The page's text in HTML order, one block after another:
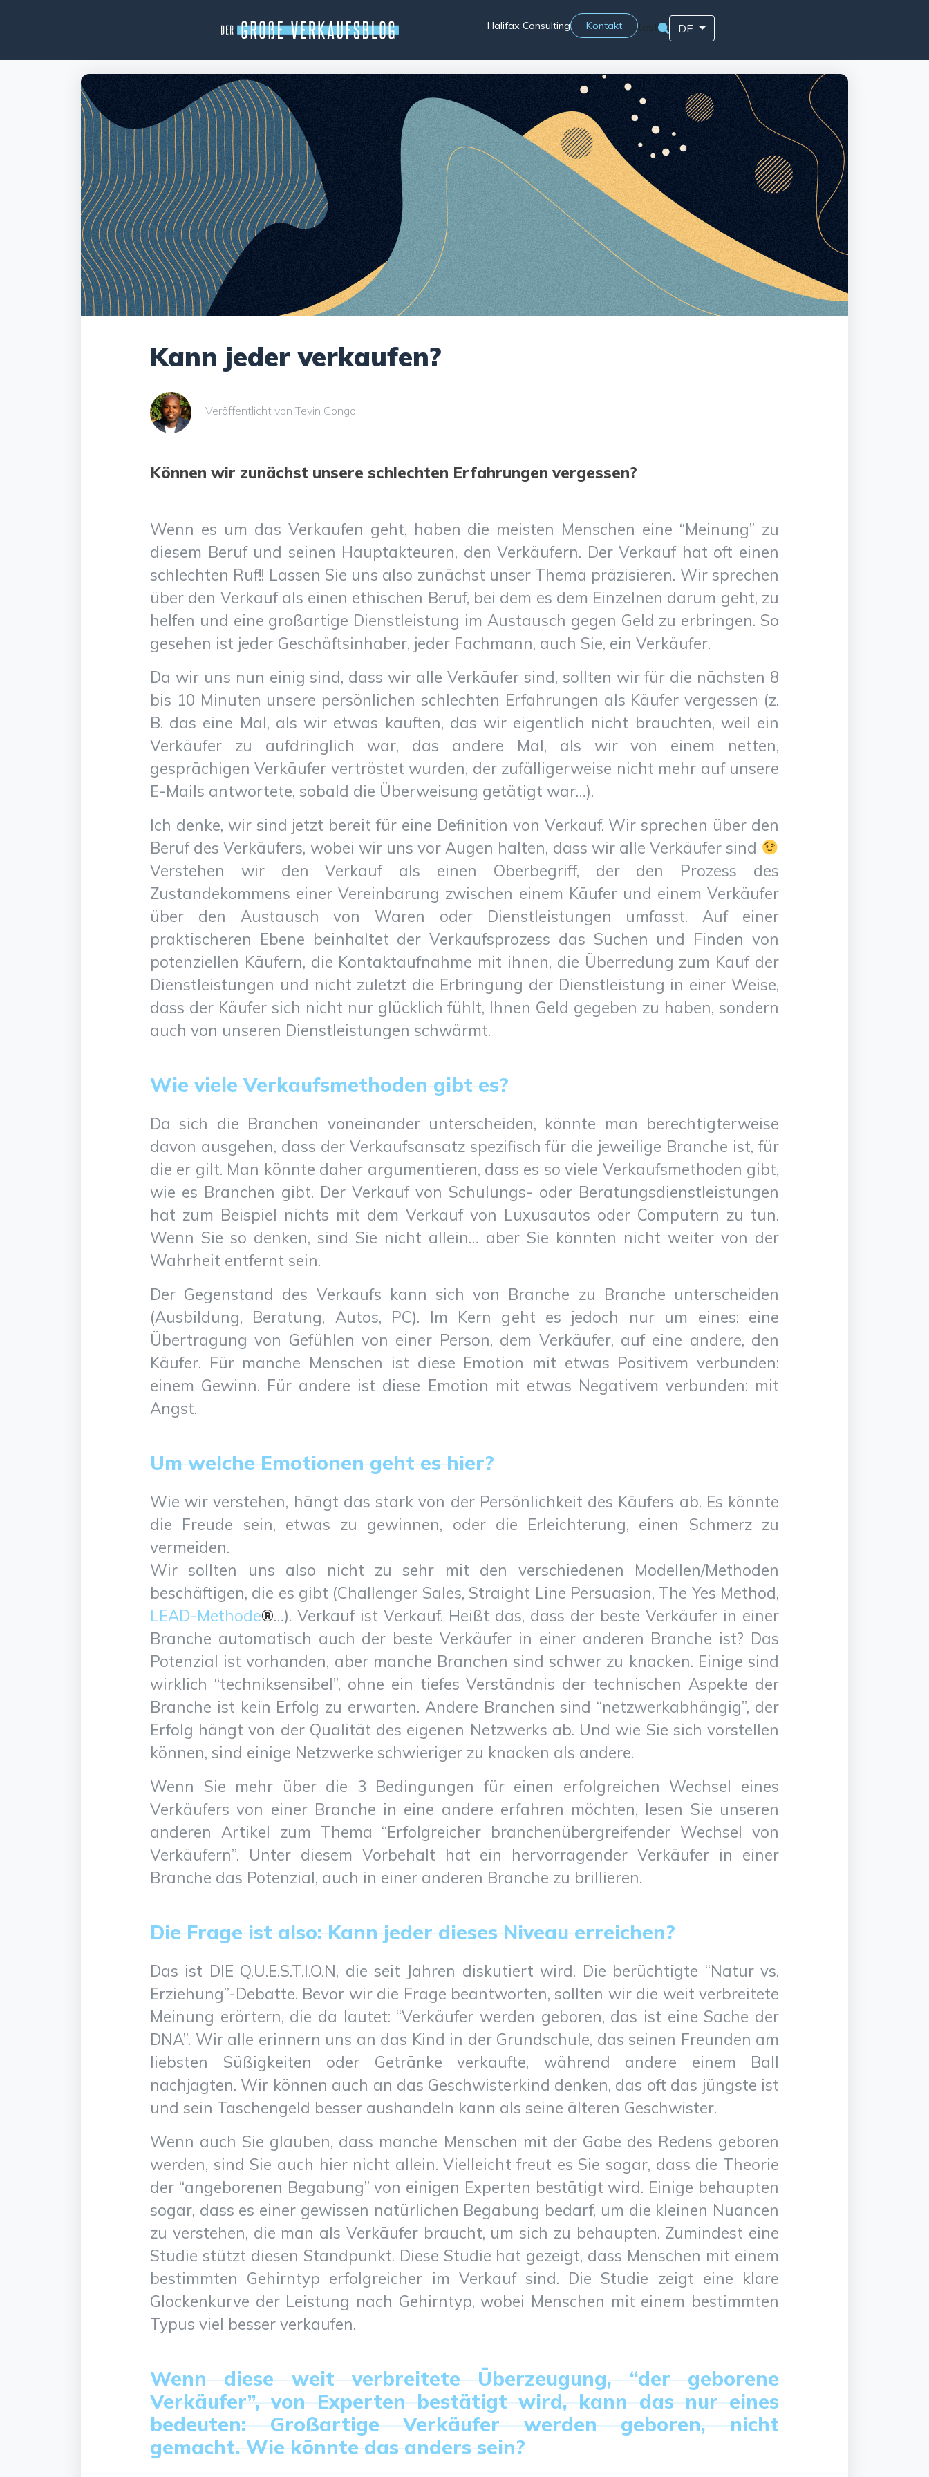
Halifax Consulting Kontakt test DE
Kann jeder verkaufen?
Veröffentlicht von Tevin Gongo
Können wir zunächst unsere schlechten Erfahrungen vergessen?
Wenn es um das Verkaufen geht, haben die meisten Menschen eine “Meinung” zu
diesem Beruf und seinen Hauptakteuren, den Verkäufern. Der Verkauf hat oft einen
schlechten Ruf!! Lassen Sie uns also zunächst unser Thema präzisieren. Wir sprechen
über den Verkauf als einen ethischen Beruf, bei dem es dem Einzelnen darum geht, zu
helfen und eine großartige Dienstleistung im Austausch gegen Geld zu erbringen. So
gesehen ist jeder Geschäftsinhaber, jeder Fachmann, auch Sie, ein Verkäufer.
Da wir uns nun einig sind, dass wir alle Verkäufer sind, sollten wir für die nächsten 8
bis 10 Minuten unsere persönlichen schlechten Erfahrungen als Käufer vergessen (z.
B. das eine Mal, als wir etwas kauften, das wir eigentlich nicht brauchten, weil ein
Verkäufer zu aufdringlich war, das andere Mal, als wir von einem netten,
gesprächigen Verkäufer vertröstet wurden, der zufälligerweise nicht mehr auf unsere
E-Mails antwortete, sobald die Überweisung getätigt war…).
Ich denke, wir sind jetzt bereit für eine Definition von Verkauf. Wir sprechen über den
Beruf des Verkäufers, wobei wir uns vor Augen halten, dass wir alle Verkäufer sind
Verstehen wir den Verkauf als einen Oberbegriff, der den Prozess des
Zustandekommens einer Vereinbarung zwischen einem Käufer und einem Verkäufer
über den Austausch von Waren oder Dienstleistungen umfasst. Auf einer
praktischeren Ebene beinhaltet der Verkaufsprozess das Suchen und Finden von
potenziellen Käufern, die Kontaktaufnahme mit ihnen, die Überredung zum Kauf der
Dienstleistungen und nicht zuletzt die Erbringung der Dienstleistung in einer Weise,
dass der Käufer sich nicht nur glücklich fühlt, Ihnen Geld gegeben zu haben, sondern
auch von unseren Dienstleistungen schwärmt.
Wie viele Verkaufsmethoden gibt es?
Da sich die Branchen voneinander unterscheiden, könnte man berechtigterweise
davon ausgehen, dass der Verkaufsansatz spezifisch für die jeweilige Branche ist, für
die er gilt. Man könnte daher argumentieren, dass es so viele Verkaufsmethoden gibt,
wie es Branchen gibt. Der Verkauf von Schulungs- oder Beratungsdienstleistungen
hat zum Beispiel nichts mit dem Verkauf von Luxusautos oder Computern zu tun.
Wenn Sie so denken, sind Sie nicht allein… aber Sie könnten nicht weiter von der
Wahrheit entfernt sein.
Der Gegenstand des Verkaufs kann sich von Branche zu Branche unterscheiden
(Ausbildung, Beratung, Autos, PC). Im Kern geht es jedoch nur um eines: eine
Übertragung von Gefühlen von einer Person, dem Verkäufer, auf eine andere, den
Käufer. Für manche Menschen ist diese Emotion mit etwas Positivem verbunden:
einem Gewinn. Für andere ist diese Emotion mit etwas Negativem verbunden: mit
Angst.
Um welche Emotionen geht es hier?
Wie wir verstehen, hängt das stark von der Persönlichkeit des Käufers ab. Es könnte
die Freude sein, etwas zu gewinnen, oder die Erleichterung, einen Schmerz zu
vermeiden.
Wir sollten uns also nicht zu sehr mit den verschiedenen Modellen/Methoden
beschäftigen, die es gibt (Challenger Sales, Straight Line Persuasion, The Yes Method,
LEAD-Methode®…). Verkauf ist Verkauf. Heißt das, dass der beste Verkäufer in einer
Branche automatisch auch der beste Verkäufer in einer anderen Branche ist? Das
Potenzial ist vorhanden, aber manche Branchen sind schwer zu knacken. Einige sind
wirklich “techniksensibel”, ohne ein tiefes Verständnis der technischen Aspekte der
Branche ist kein Erfolg zu erwarten. Andere Branchen sind “netzwerkabhängig”, der
Erfolg hängt von der Qualität des eigenen Netzwerks ab. Und wie Sie sich vorstellen
können, sind einige Netzwerke schwieriger zu knacken als andere.
Wenn Sie mehr über die 3 Bedingungen für einen erfolgreichen Wechsel eines
Verkäufers von einer Branche in eine andere erfahren möchten, lesen Sie unseren
anderen Artikel zum Thema “Erfolgreicher branchenübergreifender Wechsel von
Verkäufern”. Unter diesem Vorbehalt hat ein hervorragender Verkäufer in einer
Branche das Potenzial, auch in einer anderen Branche zu brillieren.
Die Frage ist also: Kann jeder dieses Niveau erreichen?
Das ist DIE Q.U.E.S.T.I.O.N, die seit Jahren diskutiert wird. Die berüchtigte “Natur vs.
Erziehung”-Debatte. Bevor wir die Frage beantworten, sollten wir die weit verbreitete
Meinung erörtern, die da lautet: “Verkäufer werden geboren, das ist eine Sache der
DNA”. Wir alle erinnern uns an das Kind in der Grundschule, das seinen Freunden am
liebsten Süßigkeiten oder Getränke verkaufte, während andere einem Ball
nachjagten. Wir können auch an das Geschwisterkind denken, das oft das jüngste ist
und sein Taschengeld besser aushandeln kann als seine älteren Geschwister.
Wenn auch Sie glauben, dass manche Menschen mit der Gabe des Redens geboren
werden, sind Sie auch hier nicht allein. Vielleicht freut es Sie sogar, dass die Theorie
der “angeborenen Begabung” von einigen Experten bestätigt wird. Einige behaupten
sogar, dass es einer gewissen natürlichen Begabung bedarf, um die kleinen Nuancen
zu verstehen, die man als Verkäufer braucht, um sich zu behaupten. Zumindest eine
Studie stützt diesen Standpunkt. Diese Studie hat gezeigt, dass Menschen mit einem
bestimmten Gehirntyp erfolgreicher im Verkauf sind. Die Studie zeigt eine klare
Glockenkurve der Leistung nach Gehirntyp, wobei Menschen mit einem bestimmten
Typus viel besser verkaufen.
Wenn diese weit verbreitete Überzeugung, “der geborene
Verkäufer”, von Experten bestätigt wird, kann das nur eines
bedeuten: Großartige Verkäufer werden geboren, nicht
gemacht. Wie könnte das anders sein?